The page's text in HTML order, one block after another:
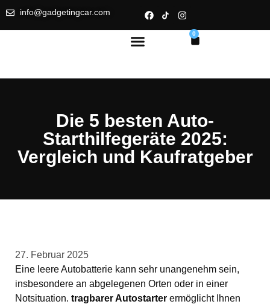
info@gadgetingcar.com
0
Die 5 besten Auto-
Starthilfegeräte 2025:
Vergleich und Kaufratgeber
27. Februar 2025
Eine leere Autobatterie kann sehr unangenehm sein,
insbesondere an abgelegenen Orten oder in einer
Notsituation. tragbarer Autostarter ermöglicht Ihnen